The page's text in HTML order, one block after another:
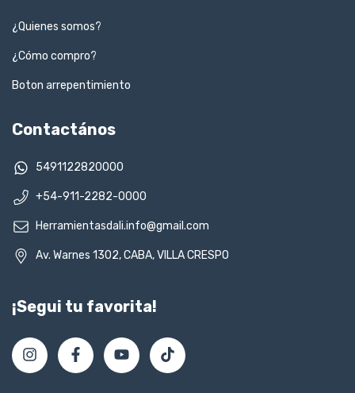
¿Quienes somos?
¿Cómo compro?
Boton arrepentimiento
Contactános
5491122820000
+54-911-2282-0000
Herramientasdali.info@gmail.com
Av. Warnes 1302, CABA, VILLA CRESPO
¡Segui tu favorita!